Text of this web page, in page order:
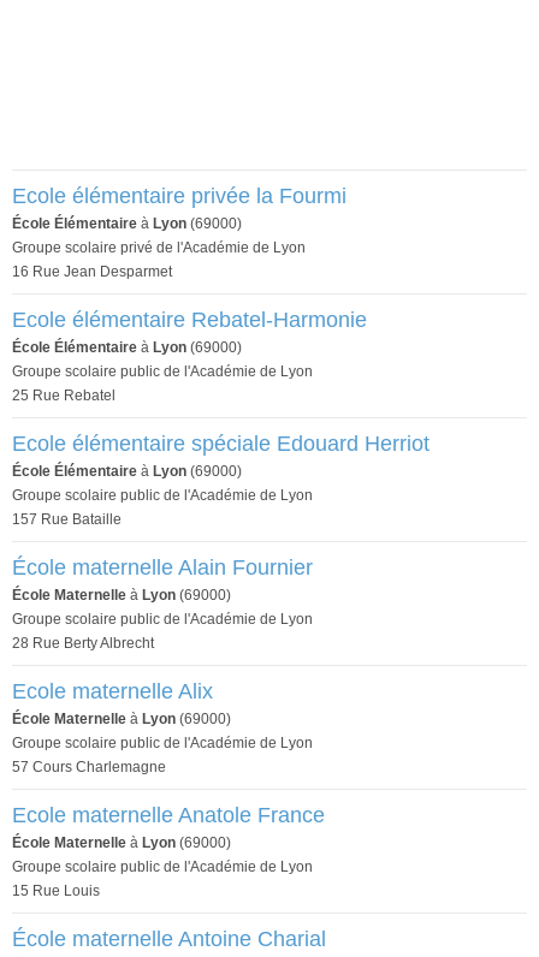
Ecole élémentaire privée la Fourmi
École Élémentaire à Lyon (69000)
Groupe scolaire privé de l'Académie de Lyon
16 Rue Jean Desparmet
Ecole élémentaire Rebatel-Harmonie
École Élémentaire à Lyon (69000)
Groupe scolaire public de l'Académie de Lyon
25 Rue Rebatel
Ecole élémentaire spéciale Edouard Herriot
École Élémentaire à Lyon (69000)
Groupe scolaire public de l'Académie de Lyon
157 Rue Bataille
École maternelle Alain Fournier
École Maternelle à Lyon (69000)
Groupe scolaire public de l'Académie de Lyon
28 Rue Berty Albrecht
Ecole maternelle Alix
École Maternelle à Lyon (69000)
Groupe scolaire public de l'Académie de Lyon
57 Cours Charlemagne
Ecole maternelle Anatole France
École Maternelle à Lyon (69000)
Groupe scolaire public de l'Académie de Lyon
15 Rue Louis
École maternelle Antoine Charial